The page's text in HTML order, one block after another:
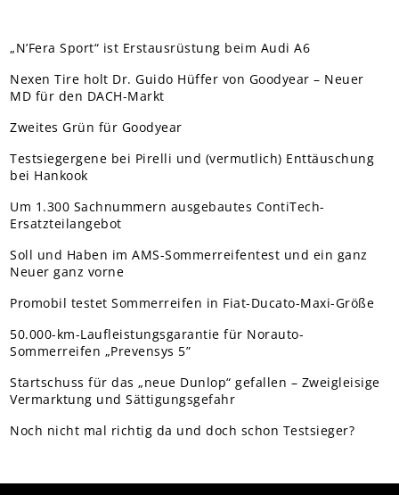
„N’Fera Sport“ ist Erstausrüstung beim Audi A6
Nexen Tire holt Dr. Guido Hüffer von Goodyear – Neuer
MD für den DACH-Markt
Zweites Grün für Goodyear
Testsiegergene bei Pirelli und (vermutlich) Enttäuschung
bei Hankook
Um 1.300 Sachnummern ausgebautes ContiTech-
Ersatzteilangebot
Soll und Haben im AMS-Sommerreifentest und ein ganz
Neuer ganz vorne
Promobil testet Sommerreifen in Fiat-Ducato-Maxi-Größe
50.000-km-Laufleistungsgarantie für Norauto-
Sommerreifen „Prevensys 5”
Startschuss für das „neue Dunlop“ gefallen – Zweigleisige
Vermarktung und Sättigungsgefahr
Noch nicht mal richtig da und doch schon Testsieger?